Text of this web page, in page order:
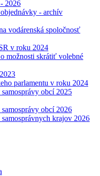
2026
- archív
vodárenská spoločnosť
v roku 2024
možnosti skrátiť volebné
parlamentu v roku 2024
obcí 2025
obcí 2026
krajov 2026